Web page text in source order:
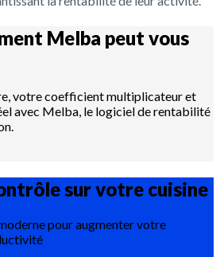
Melba peut vous
votre coefficient multiplicateur et
avec Melba, le logiciel de rentabilité
sur votre cuisine
pour augmenter votre